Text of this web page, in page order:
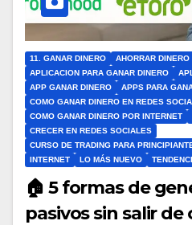
11. GANAR DINERO
AHORRAR DINERO
APLICACION PARA GANAR DINERO
APP GANAR DINERO
APPS PARA
COMO GANAR DINERO EN REDES
COMO GANAR DINERO POR INTERNET
CRECER EN REDES SOCIALES
CURSO DE TRADING PARA
INTERNET
LO MÁS NUEVO
🏠 5 formas de
pasivos sin salir